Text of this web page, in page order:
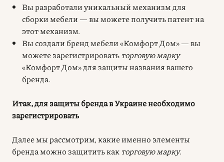
Вы разработали уникальный механизм для
сборки мебели — вы можете получить патент на
этот механизм.
Вы создали бренд мебели «Комфорт Дом» — вы
можете зарегистрировать торговую марку
«Комфорт Дом» для защиты названия вашего
бренда.
Итак, для защиты бренда в Украине необходимо
зарегистрировать
Далее мы рассмотрим, какие именно элементы
бренда можно защитить как торговую марку.